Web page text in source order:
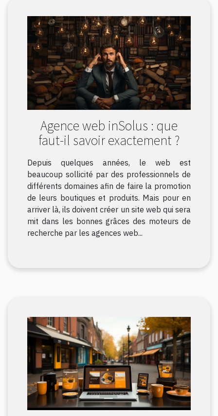
Agence web inSolus : que
faut-il savoir exactement ?
Depuis quelques années, le web est
beaucoup sollicité par des professionnels de
différents domaines afin de faire la promotion
de leurs boutiques et produits. Mais pour en
arriver là, ils doivent créer un site web qui sera
mit dans les bonnes grâces des moteurs de
recherche par les agences web...